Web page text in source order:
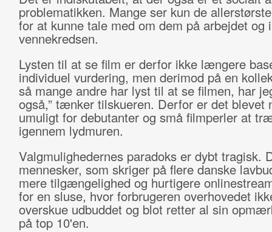
problematikken. Mange ser kun de
for at kunne tale med om dem på arbejdet og i
vennekredsen.
Lysten til at se film er derfor ikke længere
individuel vurdering, men derimod på en
så mange andre har lyst til at se filmen, har
også,” tænker tilskueren. Derfor er det blevet
umuligt for debutanter og små filmperler at
igennem lydmuren.
Valgmulighedernes paradoks er dybt tragisk.
mennesker, som skriger på flere danske
mere tilgængelighed og hurtigere
for en sluse, hvor forbrugeren overhovedet
overskue udbuddet og blot retter al sin
på top 10'en.